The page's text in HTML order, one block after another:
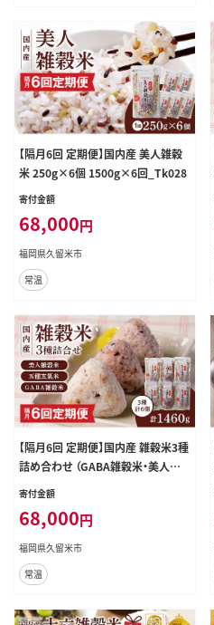
【隔月6回 定期便】国内産 美人雑穀
米 250g×6個 1500g×6回_Tk028
寄付金額
68,000円
福岡県久留米市
常温
【隔月6回 定期便】国内産 雑穀米3種
詰め合わせ （GABA雑穀米・美人雑
穀米・五種玄氣雑穀米 各2個）_Tk0
寄付金額
68,000円
福岡県久留米市
常温